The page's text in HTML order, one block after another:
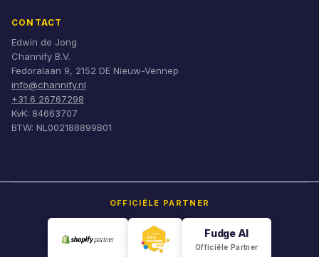
CONTACT
Edwin de Jong
Channify B.V.
Fedoralaan 9, 2152 DE Nieuw-Vennep
info@channify.nl
+31 6 26767298
KvK: 84663707
BTW: NL002188899B01
OFFICIËLE PARTNER
Fudge AI
Officiële Partner